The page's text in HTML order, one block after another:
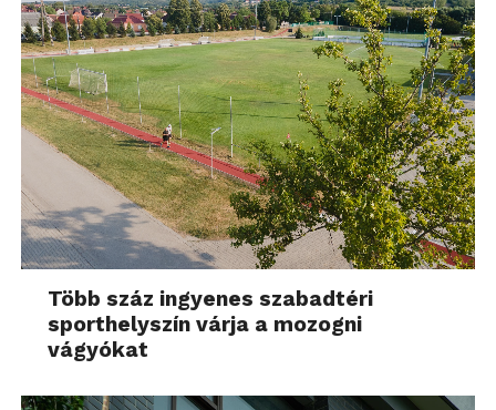
Több száz ingyenes szabadtéri
sporthelyszín várja a mozogni
vágyókat